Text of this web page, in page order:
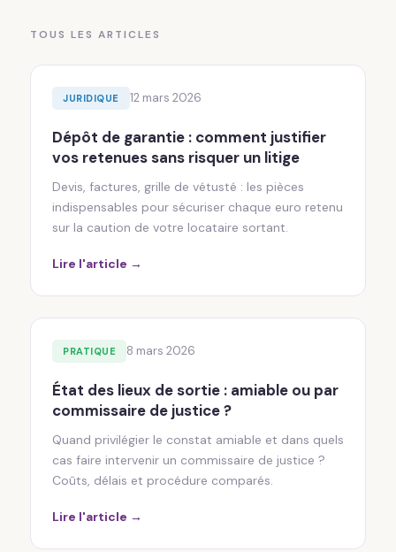
TOUS LES ARTICLES
JURIDIQUE 12 mars 2026
Dépôt de garantie : comment justifier
vos retenues sans risquer un litige
Devis, factures, grille de vétusté : les pièces
indispensables pour sécuriser chaque euro retenu
sur la caution de votre locataire sortant.
Lire l'article →
PRATIQUE 8 mars 2026
État des lieux de sortie : amiable ou par
commissaire de justice ?
Quand privilégier le constat amiable et dans quels
cas faire intervenir un commissaire de justice ?
Coûts, délais et procédure comparés.
Lire l'article →